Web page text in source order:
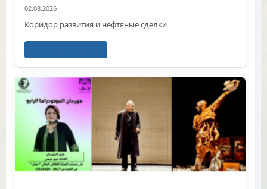
02.08.2026
Коридор развития и нефтяные сделки